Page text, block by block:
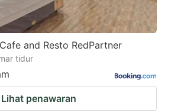
and Resto RedPartner
tidur
Lihat penawaran